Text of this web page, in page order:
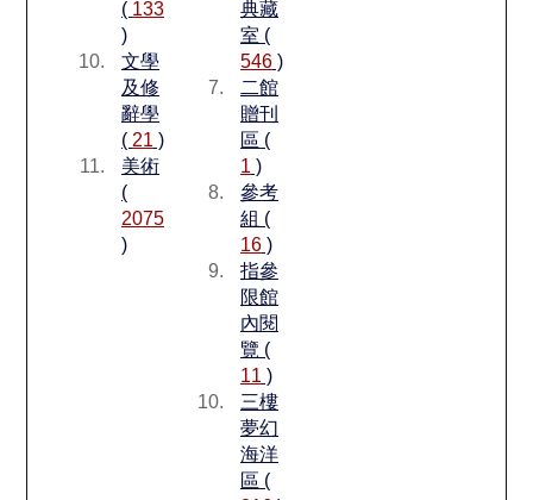
( 133
)
文學
及修
辭學
( 21 )
美術
(
2075
)
典藏
室 (
546)
二館
贈刊
區 (
1 )
參考
組 (
16)
指參
限館
內閱
覽 (
11 )
三樓
夢幻
海洋
區 (